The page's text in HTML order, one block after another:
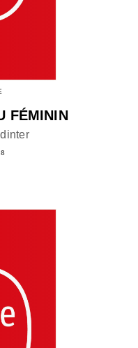
FÉMININ